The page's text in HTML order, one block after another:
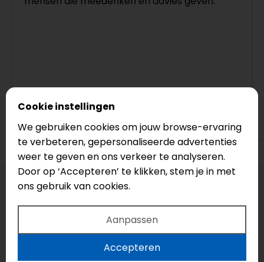
Cookie instellingen
We gebruiken cookies om jouw browse-ervaring
te verbeteren, gepersonaliseerde advertenties
weer te geven en ons verkeer te analyseren.
Door op ‘Accepteren’ te klikken, stem je in met
ons gebruik van cookies.
Aanpassen
Accepteren